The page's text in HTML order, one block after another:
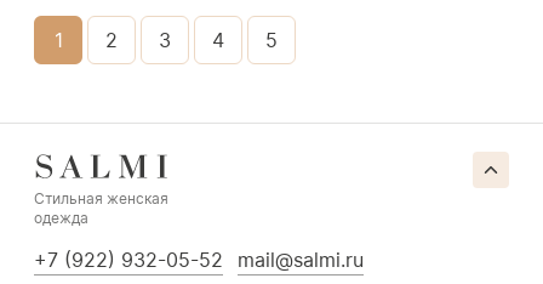
1 2 3 4 5
Стильная женская
одежда
+7 (922) 932-05-52 mail@salmi.ru